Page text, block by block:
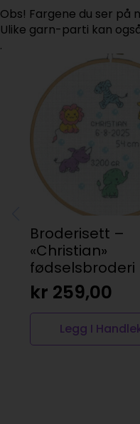
Obs! Fargene du ser på
Ulike garn-parti kan
.
Broderisett –
«Christian»
fødselsbroderi
kr 259,00
Legg I